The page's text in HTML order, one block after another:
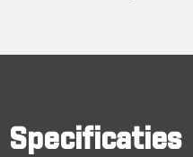
Specificaties